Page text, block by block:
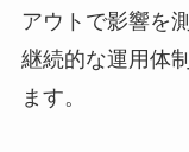
アウトで影響を
継続的な運用体
ます。